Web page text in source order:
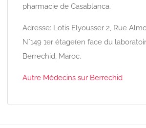
pharmacie de Casablanca.
Adresse: Lotis Elyousser 2, Rue
N°149 1er étage(en face du
Berrechid, Maroc.
Autre Médecins sur Berrechid